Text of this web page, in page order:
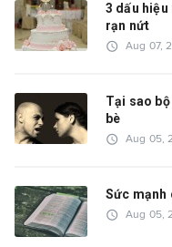
3 dấu
rạn nứt
access_time Aug 07,
Tại sao bộ
bè
access_time Aug 05,
Sức mạnh
access_time Aug 05,